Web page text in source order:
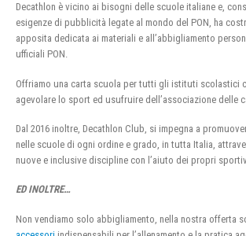
Decathlon è vicino ai bisogni delle scuole italiane e,
esigenze di pubblicità legate al mondo del PON, ha
apposita dedicata ai materiali e all’abbigliamento
ufficiali PON.
Offriamo una carta scuola per tutti gli istituti scolastici
agevolare lo sport ed usufruire dell’associazione delle
Dal 2016 inoltre, Decathlon Club, si impegna a
nelle scuole di ogni ordine e grado, in tutta Italia,
nuove e inclusive discipline con l’aiuto dei propri
ED INOLTRE…
Non vendiamo solo abbigliamento, nella nostra offerta